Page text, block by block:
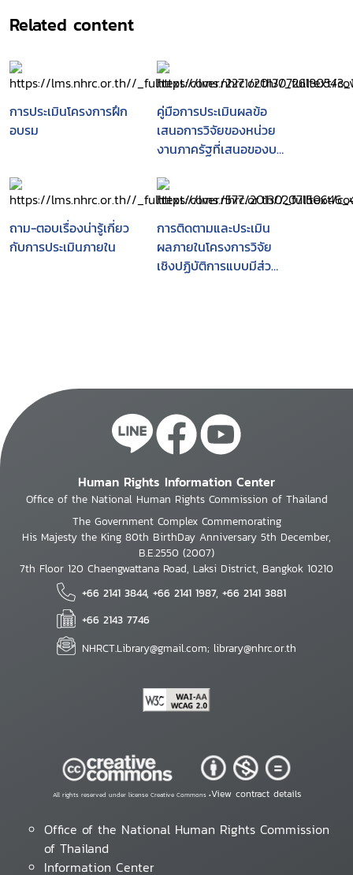
Related content
การประเมินโครงการฝึก
อบรม
คู่มือการประเมินผลข้อ
เสนอการวิจัยของหน่วย
งานภาครัฐที่เสนอของบ
ปีงบประมาณ พ.ศ. 2551
ตามมติคณะรัฐมนตรี
ถาม-ตอบเรื่องน่ารู้เกี่ยว
กับการประเมินภายใน
การติดตามและประเมิน
ผลภายในโครงการวิจัย
เชิงปฏิบัติการแบบมีส่วน
Human Rights Information Center
Office of the National Human Rights Commission of Thailand
The Government Complex Commemorating
His Majesty the King 80th BirthDay Anniversary 5th December,
B.E.2550 (2007)
7th Floor 120 Chaengwattana Road, Laksi District, Bangkok 10210
+66 2141 3844, +66 2141 1987, +66 2141 3881
+66 2143 7746
NHRCT.Library@gmail.com; library@nhrc.or.th
All rights reserved under license Creative Commons •View contract details
Office of the National Human Rights Commission
of Thailand
Information Center